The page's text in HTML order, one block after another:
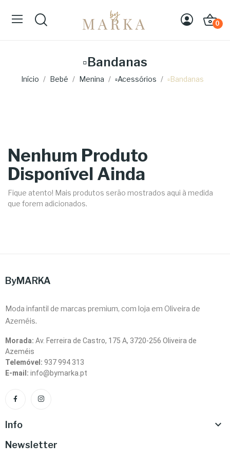
0
▫Bandanas
Início Bebé Menina ▫Acessórios ▫Bandanas
Nenhum Produto
Disponível Ainda
Fique atento! Mais produtos serão mostrados aqui à medida
que forem adicionados.
ByMARKA
Moda infantil de marcas premium, com loja em Oliveira de
Azeméis.
Morada: Av. Ferreira de Castro, 175 A, 3720-256 Oliveira de
Azeméis
Telemóvel: 937 994 313
E-mail: info@bymarka.pt
Info 
Newsletter